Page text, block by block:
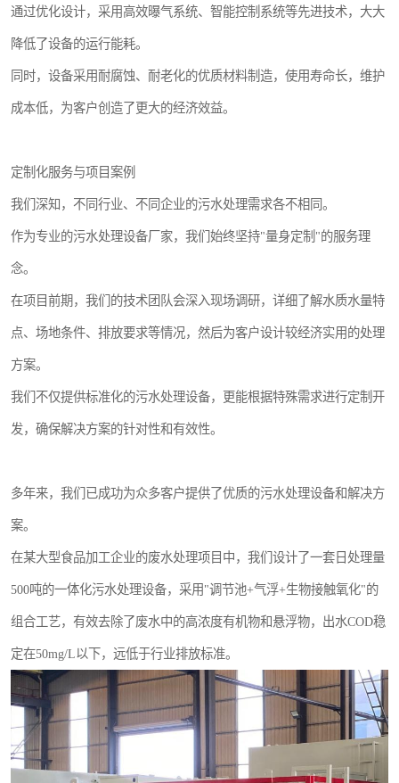
通过优化设计，采用高效曝气系统、智能控制系统等先进技术，大大
降低了设备的运行能耗。
同时，设备采用耐腐蚀、耐老化的优质材料制造，使用寿命长，维护
成本低，为客户创造了更大的经济效益。
定制化服务与项目案例
我们深知，不同行业、不同企业的污水处理需求各不相同。
作为专业的污水处理设备厂家，我们始终坚持"量身定制"的服务理
念。
在项目前期，我们的技术团队会深入现场调研，详细了解水质水量特
点、场地条件、排放要求等情况，然后为客户设计较经济实用的处理
方案。
我们不仅提供标准化的污水处理设备，更能根据特殊需求进行定制开
发，确保解决方案的针对性和有效性。
多年来，我们已成功为众多客户提供了优质的污水处理设备和解决方
案。
在某大型食品加工企业的废水处理项目中，我们设计了一套日处理量
500吨的一体化污水处理设备，采用"调节池+气浮+生物接触氧化"的
组合工艺，有效去除了废水中的高浓度有机物和悬浮物，出水COD稳
定在50mg/L以下，远低于行业排放标准。